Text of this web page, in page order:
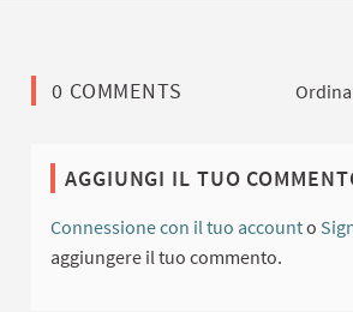
0 COMMENTS
AGGIUNGI IL TUO
Connessione con il tuo accounto
aggiungere il tuo commento.